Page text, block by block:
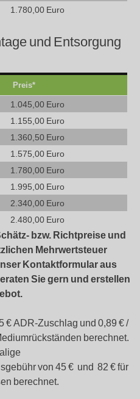
1.780,00 Euro
und Entsorgung
Preis*
1.045,00 Euro
1.155,00 Euro
1.360,50 Euro
1.575,00 Euro
1.780,00 Euro
1.995,00 Euro
2.340,00 Euro
2.480,00 Euro
bzw. Richtpreise und
Mehrwertsteuer
Kontaktformular aus
Sie gern und erstellen
€ ADR-Zuschlag und 0,89 € /
berechnet.
von 45 € und 82 € für
berechnet.